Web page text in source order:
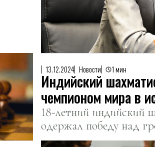
13.12.2024 Новости 1 мин
Индийский
чемпионом мира в
18-летний индийский
одержал победу над
Лижэнем в Сингапуре.